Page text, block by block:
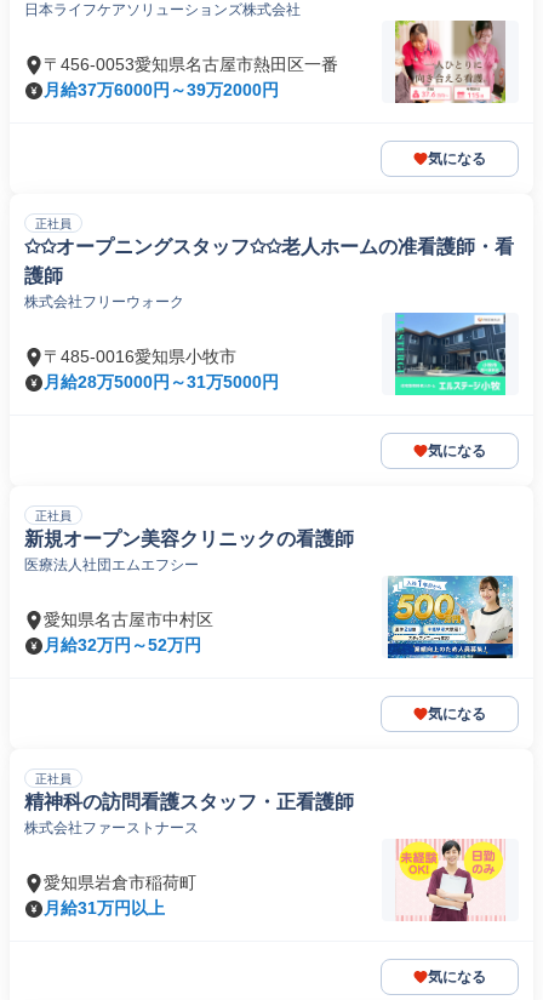
日本ライフケアソリューションズ株式会社
〒456-0053愛知県名古屋市熱田区一番
月給37万6000円～39万2000円
気になる
正社員
✩✩オープニングスタッフ✩✩老人ホームの准看護師・看
護師
株式会社フリーウォーク
〒485-0016愛知県小牧市
月給28万5000円～31万5000円
気になる
正社員
新規オープン美容クリニックの看護師
医療法人社団エムエフシー
愛知県名古屋市中村区
月給32万円～52万円
気になる
正社員
精神科の訪問看護スタッフ・正看護師
株式会社ファーストナース
愛知県岩倉市稲荷町
月給31万円以上
気になる